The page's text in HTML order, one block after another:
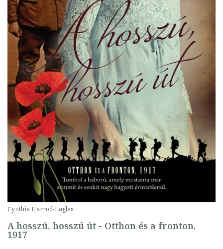
Cynthia Harrod-Eagles
A hosszú, hosszú út - Otthon és a fronton,
1917